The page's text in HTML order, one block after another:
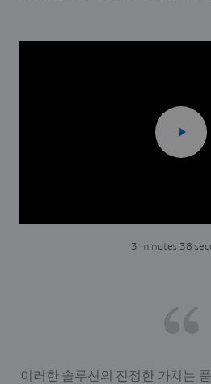
3 minutes 38
이러한 솔루션의 진정한 가치는